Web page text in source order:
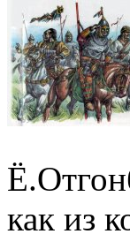
как из